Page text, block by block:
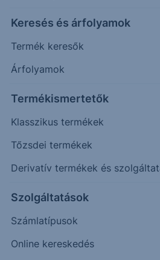
Keresés és árfolyamok
Termék keresők
Árfolyamok
Termékismertetők
Klasszikus termékek
Tőzsdei termékek
Derivatív termékek és
Szolgáltatások
Számlatípusok
Online kereskedés
Szűrés